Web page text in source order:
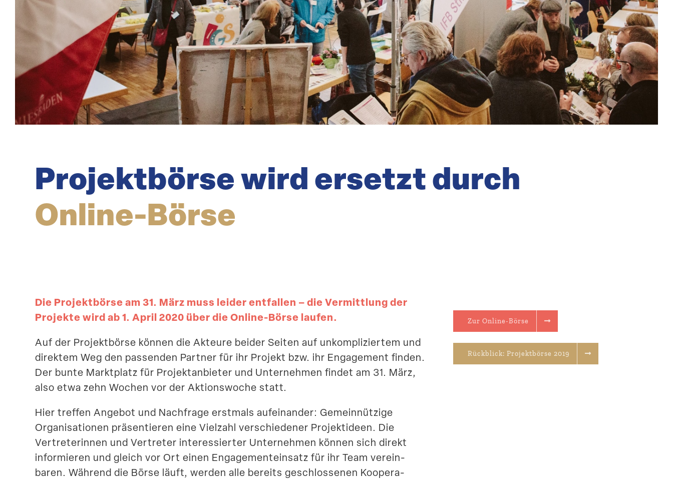
Projekt­börse wird ersetzt durch
Online-Börse
Die Projekt­börse am 31. März muss leider entfallen – die Vermittlung der
Projekte wird ab 1. April 2020 über die Online-Börse laufen.
Auf der Projekt­börse können die Akteure beider Seiten auf unkom­pli­ziertem und
direktem Weg den passenden Partner für ihr Projekt bzw. ihr Engagement finden.
Der bunte Markt­platz für Projekt­an­bieter und Unter­nehmen findet am 31. März,
also etwa zehn Wochen vor der Aktions­woche statt.
Hier treffen Angebot und Nachfrage erstmals aufein­ander: Gemein­nützige
Organi­sa­tionen präsen­tieren eine Vielzahl verschie­dener Projekt­ideen. Die
Vertre­te­rinnen und Vertreter inter­es­sierter Unter­nehmen können sich direkt
infor­mieren und gleich vor Ort einen Engage­ment­einsatz für ihr Team verein­
baren. Während die Börse läuft, werden alle bereits geschlos­senen Koope­ra­
Zur Online-Börse
Rückblick: Projekt­börse 2019